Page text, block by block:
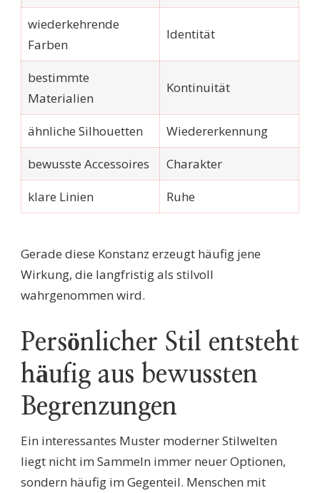
wiederkehrende
Farben
Identität
bestimmte
Materialien
Kontinuität
ähnliche Silhouetten
Wiedererkennung
bewusste Accessoires
Charakter
klare Linien
Ruhe
Gerade diese Konstanz erzeugt häufig jene
Wirkung, die langfristig als stilvoll
wahrgenommen wird.
Persönlicher Stil entsteht
häufig aus bewussten
Begrenzungen
Ein interessantes Muster moderner Stilwelten
liegt nicht im Sammeln immer neuer Optionen,
sondern häufig im Gegenteil. Menschen mit